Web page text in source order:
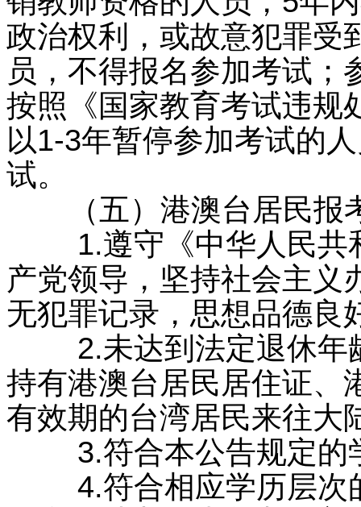
政治权利，或故意犯罪受
员，不得报名参加考试；
按照《国家教育考试违规
以1-3年暂停参加考试的
试。
（五）港澳台居民报
1.遵守《中华人民共
产党领导，坚持社会主义
无犯罪记录，思想品德良
2.未达到法定退休年
持有港澳台居民居住证、
有效期的台湾居民来往大
3.符合本公告规定的
4.符合相应学历层次